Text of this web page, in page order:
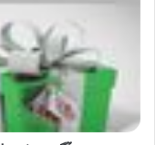
تخفیف